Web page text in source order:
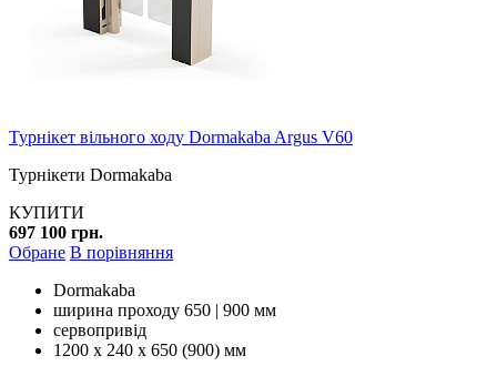
Турнікет вільного ходу Dormakaba Argus V60
Турнікети Dormakaba
КУПИТИ
697 100 грн.
Обране В порівняння
Dormakaba
ширина проходу 650 | 900 мм
сервопривід
1200 х 240 х 650 (900) мм